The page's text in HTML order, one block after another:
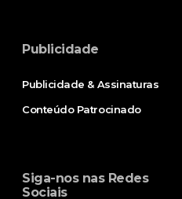
Publicidade
Publicidade & Assinaturas
Conteúdo Patrocinado
Siga-nos nas Redes
Sociais